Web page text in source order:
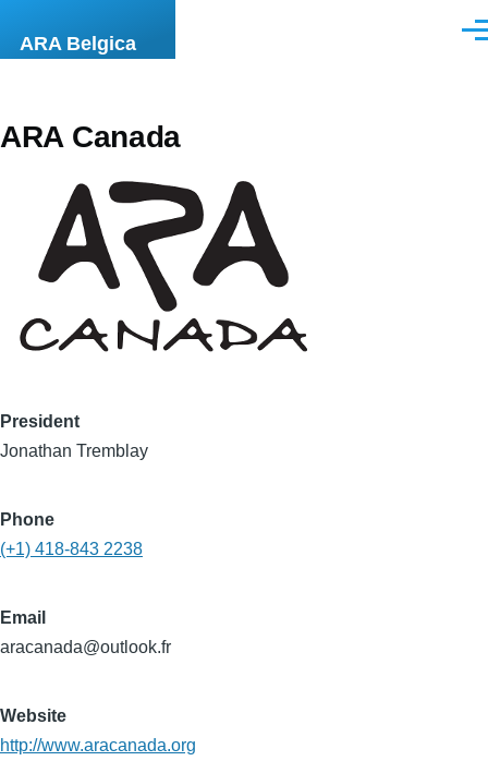
ARA Belgica
ARA Canada
President
Jonathan Tremblay
Phone
(+1) 418-843 2238
Email
aracanada@outlook.fr
Website
http://www.aracanada.org